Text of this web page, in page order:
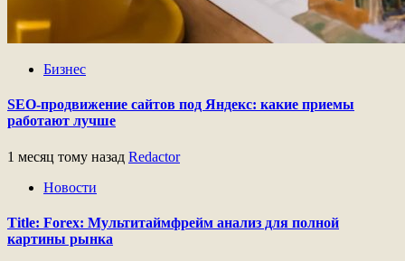
Бизнес
SEO-продвижение сайтов под Яндекс: какие приемы
работают лучше
1 месяц тому назад Redactor
Новости
Title: Forex: Мультитаймфрейм анализ для полной
картины рынка